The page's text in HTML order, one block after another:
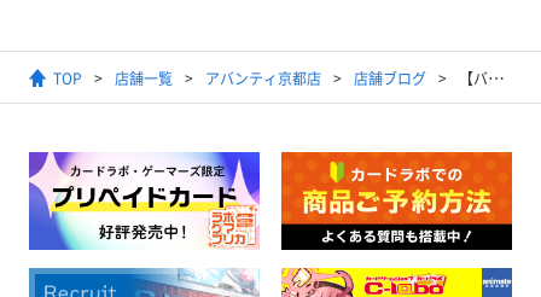
TOP 店舗一覧 アバンティ京都店 店舗ブログ 【バトルスピリッツ】2024年4月22日開催ショップバトル結果発表【優勝デッキ】